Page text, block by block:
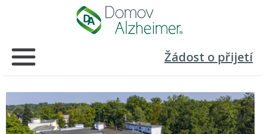
Žádost o přijetí